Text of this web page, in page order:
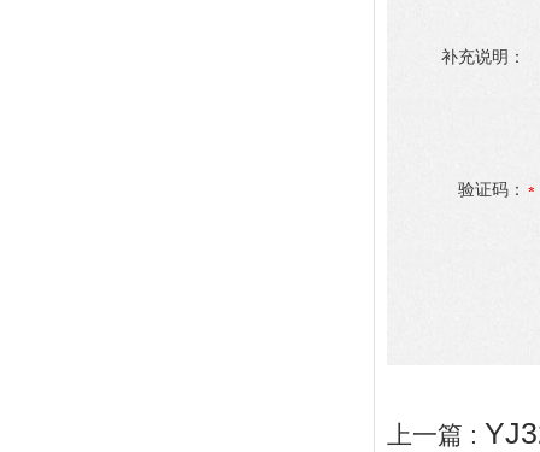
补充说明：
验证码：
上一篇 :